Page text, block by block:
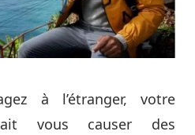
à l’étranger, votre
vous causer des